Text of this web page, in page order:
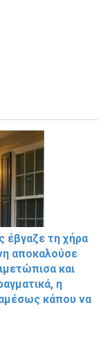
έβγαζε τη χήρα
αποκαλούσε
και
η
κάπου να